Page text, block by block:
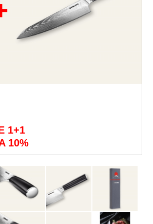
1+1
10%